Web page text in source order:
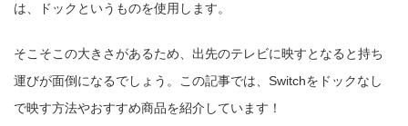
は、ドックというものを使用します。
そこそこの大きさがあるため、出先のテレビに映すとなると持ち
運びが面倒になるでしょう。この記事では、Switchをドックなし
で映す方法やおすすめ商品を紹介しています！